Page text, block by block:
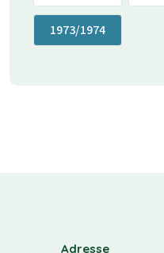
1973/1974
Adresse